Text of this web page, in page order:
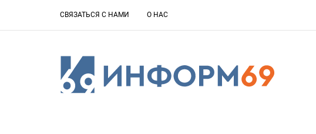
СВЯЗАТЬСЯ С НАМИ О НАС